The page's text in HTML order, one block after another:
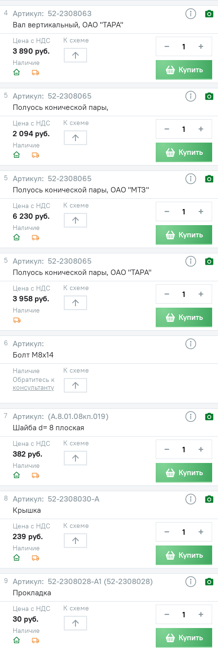
4
52-2308063
Вал вертикальный, ОАО "ТАРА"
Наличие
Цена с НДС
3 890 руб.
К схеме − +
Купить
5
52-2308065
Полуось конической пары,
Наличие
Цена с НДС
2 094 руб.
К схеме − +
Купить
5
52-2308065
Полуось конической пары, ОАО "МТЗ"
Наличие
Цена с НДС
6 230 руб.
К схеме − +
Купить
5
52-2308065
Полуось конической пары, ОАО "ТАРА"
Наличие
Цена с НДС
3 958 руб.
К схеме − +
Купить
6
Болт М8х14
Наличие
Обратитесь к
консультанту
К схеме
7
(А.8.01.08кп.019)
Шайба d= 8 плоская
Наличие
Цена с НДС
382 руб.
К схеме − +
Купить
8
52-2308030-А
Крышка
Наличие
Цена с НДС
239 руб.
К схеме − +
Купить
9
52-2308028-А1 (52-2308028)
Прокладка
Наличие
Цена с НДС
30 руб.
К схеме − +
Купить